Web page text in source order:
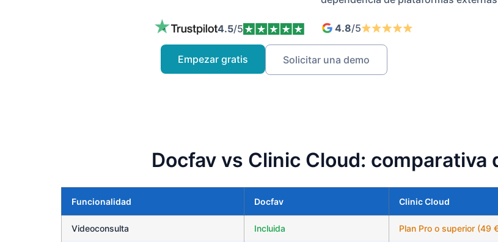
4.5/5 4.8/5
Empezar gratis Solicitar una demo
Docfav vs Clinic Cloud: comparativa
Funcionalidad Docfav Clinic Cloud
Videoconsulta Incluida Plan Pro o superior (49